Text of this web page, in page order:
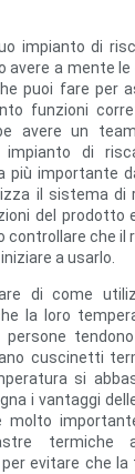
impianto di
avere a mente
puoi fare per
funzioni
avere un
di
più importante
il sistema di
del prodotto
controllare che il
a usarlo.
di come
la loro
persone
cuscinetti
si
i vantaggi
termiche
evitare che la